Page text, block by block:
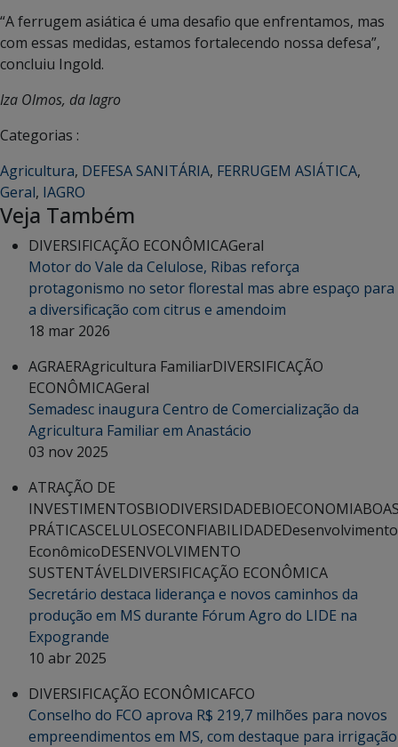
“A ferrugem asiática é uma desafio que enfrentamos, mas
com essas medidas, estamos fortalecendo nossa defesa”,
concluiu Ingold.
Iza Olmos, da Iagro
Categorias :
Agricultura, DEFESA SANITÁRIA, FERRUGEM ASIÁTICA,
Geral, IAGRO
Veja Também
DIVERSIFICAÇÃO ECONÔMICAGeral
Motor do Vale da Celulose, Ribas reforça
protagonismo no setor florestal mas abre espaço para
a diversificação com citrus e amendoim
18 mar 2026
AGRAERAgricultura FamiliarDIVERSIFICAÇÃO
ECONÔMICAGeral
Semadesc inaugura Centro de Comercialização da
Agricultura Familiar em Anastácio
03 nov 2025
ATRAÇÃO DE
INVESTIMENTOSBIODIVERSIDADEBIOECONOMIA
PRÁTICASCELULOSECONFIABILIDADEDesenvolvimento
EconômicoDESENVOLVIMENTO
SUSTENTÁVELDIVERSIFICAÇÃO ECONÔMICA
Secretário destaca liderança e novos caminhos da
produção em MS durante Fórum Agro do LIDE na
Expogrande
10 abr 2025
DIVERSIFICAÇÃO ECONÔMICAFCO
Conselho do FCO aprova R$ 219,7 milhões para novos
empreendimentos em MS, com destaque para irrigação